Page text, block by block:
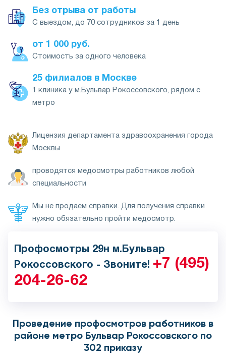
Без отрыва от работы
С выездом, до 70 сотрудников за 1 день
от 1 000 руб.
Стоимость за одного человека
25 филиалов в Москве
1 клиника у м.Бульвар Рокоссовского, рядом с
метро
Лицензия департамента здравоохранения города
Москвы
проводятся медосмотры работников любой
специальности
Мы не продаем справки. Для получения справки
нужно обязательно пройти медосмотр.
Профосмотры 29н м.Бульвар
Рокоссовского - Звоните! +7 (495)
204-26-62
Проведение профосмотров работников в
районе метро Бульвар Рокоссовского по
302 приказу